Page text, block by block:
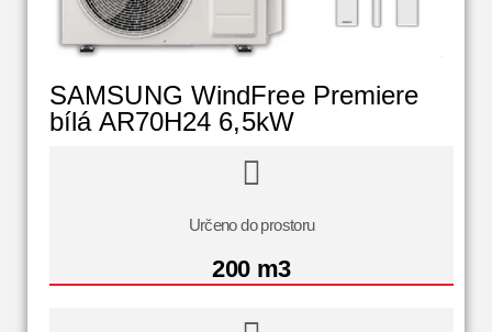
SAMSUNG WindFree Premiere
bílá AR70H24 6,5kW
Určeno do prostoru
200 m3